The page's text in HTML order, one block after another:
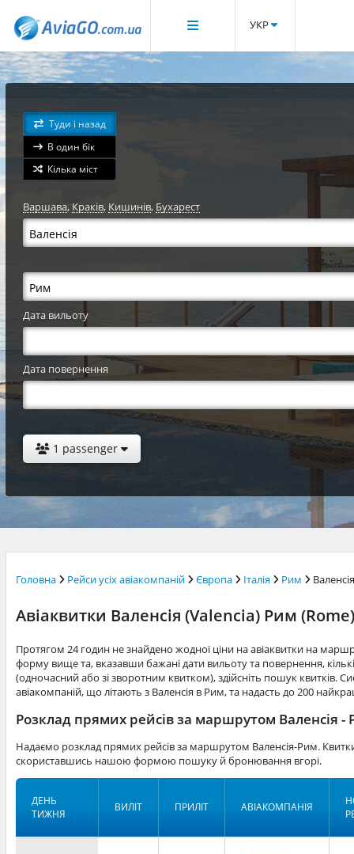
УКР
Туди і назад
В один бік
Кілька міст
Варшава,Краків,Кишинів,Бухарест
Дата вильоту
Дата повернення
1 passenger
Головна Рейси усіх авіакомпаній Європа Італія Рим
Авіаквитки Валенсія (Valencia) Рим
Протягом 24 годин не знайдено жодної ціни на авіаквитки на
форму вище та, вказавши бажані дати вильоту та повернення,
(одночасний або зі зворотним квитком), здійсніть пошук квитків.
авіакомпаній, що літають з Валенсія в Рим, та надасть до 200
Розклад прямих рейсів за маршрутом Валенсія -
Надаємо розклад прямих рейсів за маршрутом Валенсія-Рим.
скориставшись нашою формою пошуку й бронювання вгорі.
ДЕНЬ
ТИЖНЯ
ВИЛІТ ПРИЛІТ АВІАКОМПАНІЯ